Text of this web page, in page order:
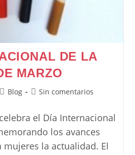
DE LA
MARZO
Categoría
entrada:
Blog
Comentarios
entrada:
Sin comentarios
el Día Internacional
los avances
mujeres la actualidad. El